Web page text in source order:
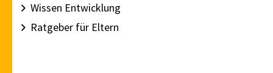
Wissen Entwicklung
Ratgeber für Eltern